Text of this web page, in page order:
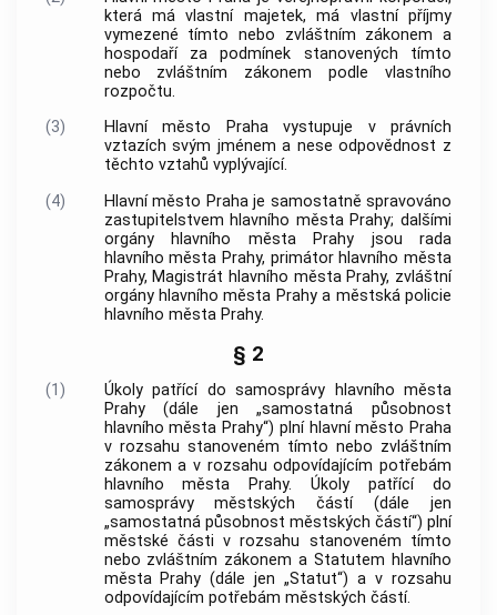
která má vlastní majetek, má vlastní příjmy
vymezené tímto nebo zvláštním zákonem a
hospodaří za podmínek stanovených tímto
nebo zvláštním zákonem podle vlastního
rozpočtu.
(3)
Hlavní město Prahavystupuje v právních
vztazích svým jménem a nese odpovědnost z
těchto vztahů vyplývající.
(4)
Hlavní město Prahaje samostatně spravováno
zastupitelstvem hlavního města Prahy; dalšími
orgány
hlavního města Prahy jsou rada
hlavního města Prahy, primátor hlavního města
Prahy, Magistrát hlavního města Prahy, zvláštní
orgány hlavního města Prahya městská policie
hlavního města Prahy.
§ 2
(1) Úkoly patřící do samosprávy
hlavního města
Prahy(dále jen „samostatná působnost
hlavního města Prahy“) plní hlavní město Praha
v rozsahu stanoveném tímto nebo zvláštním
zákonem a v rozsahu odpovídajícím potřebám
hlavního města Prahy. Úkoly patřící do
samosprávy městských částí (dále jen
„samostatná působnost městských částí“) plní
městské části v rozsahu stanoveném tímto
nebo zvláštním zákonem a Statutem hlavního
města Prahy (dále jen „Statut“) a v rozsahu
odpovídajícím potřebám městských částí.